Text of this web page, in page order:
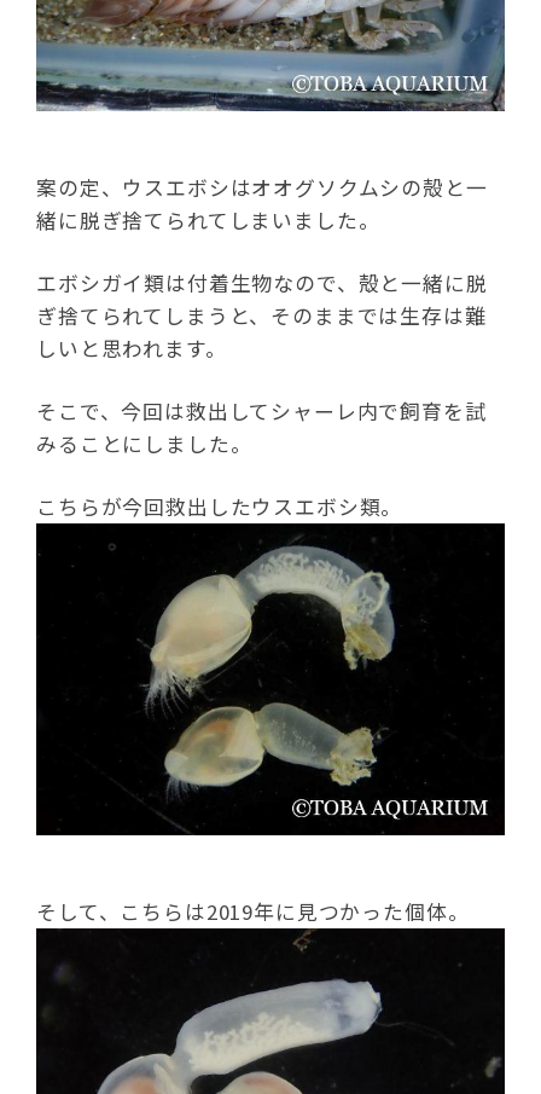
案の定、ウスエボシはオオグソクムシの殻と一
緒に脱ぎ捨てられてしまいました。
エボシガイ類は付着生物なので、殻と一緒に脱
ぎ捨てられてしまうと、そのままでは生存は難
しいと思われます。
そこで、今回は救出してシャーレ内で飼育を試
みることにしました。
こちらが今回救出したウスエボシ類。
そして、こちらは2019年に見つかった個体。